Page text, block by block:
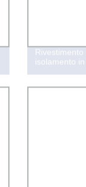
isolamento